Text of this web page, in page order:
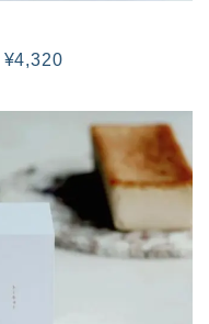
¥4,320